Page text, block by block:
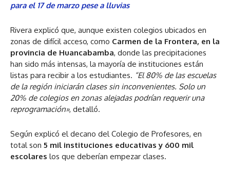
para el 17 de marzo pese a lluvias
Rivera explicó que, aunque existen colegios ubicados en
zonas de difícil acceso, como Carmen de la Frontera, en la
provincia de Huancabamba, donde las precipitaciones
han sido más intensas, la mayoría de instituciones están
listas para recibir a los estudiantes. “El 80% de las escuelas
de la región iniciarán clases sin inconvenientes. Solo un
20% de colegios en zonas alejadas podrían requerir una
reprogramación», detalló.
Según explicó el decano del Colegio de Profesores, en
total son 5 mil instituciones educativas y 600 mil
escolares los que deberían empezar clases.